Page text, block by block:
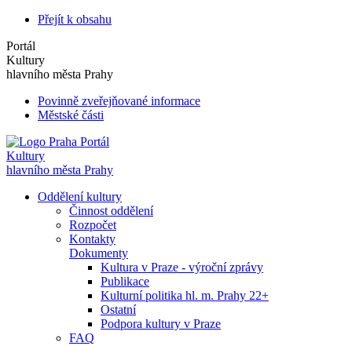
Přejít k obsahu
Portál
Kultury
hlavního města Prahy
Povinně zveřejňované informace
Městské části
Portál
Kultury
hlavního města Prahy
Oddělení kultury
Činnost oddělení
Rozpočet
Kontakty
Dokumenty
Kultura v Praze - výroční zprávy
Publikace
Kulturní politika hl. m. Prahy 22+
Ostatní
Podpora kultury v Praze
FAQ